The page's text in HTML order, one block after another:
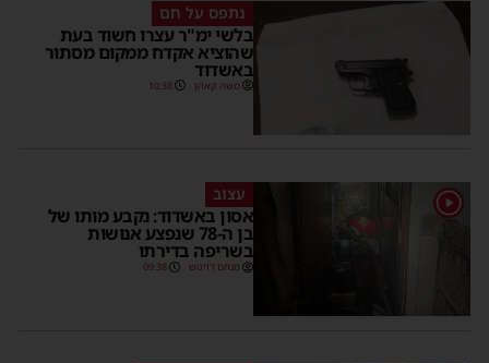
נתפס על חם
בלשי ימ"ר עצרו חשוד בעת
שהוציא אקדח ממקום מסתור
באשדוד
משה קאהן 10:38
1 עצוב
אסון באשדוד: נקבע מותו של
בן ה-78 שנפצע אנושות
בשריפה בדירתו
מנחם דויטש 09:38